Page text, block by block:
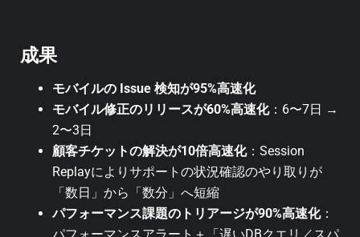
成果
モバイルの Issue 検知が95%高速化
モバイル修正のリリースが60%高速化：6〜7日 →
2〜3日
顧客チケットの解決が10倍高速化：Session
Replayによりサポートの状況確認のやり取りが
「数日」から「数分」へ短縮
パフォーマンス課題のトリアージが90%高速化：